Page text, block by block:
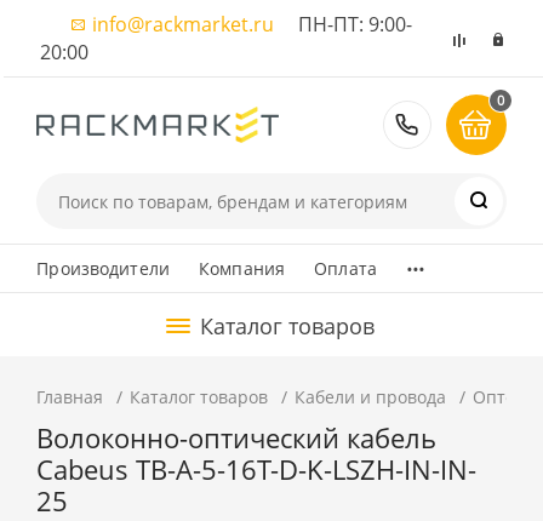
info@rackmarket.ru ПН-ПТ: 9:00-
20:00
8 (495)
0
Производители Компания Оплата ...
Каталог товаров
Главная Каталог товаров Кабели и провода
Волоконно-оптический кабель
Cabeus TB-A-5-16T-D-K-LSZH-IN-IN-
25